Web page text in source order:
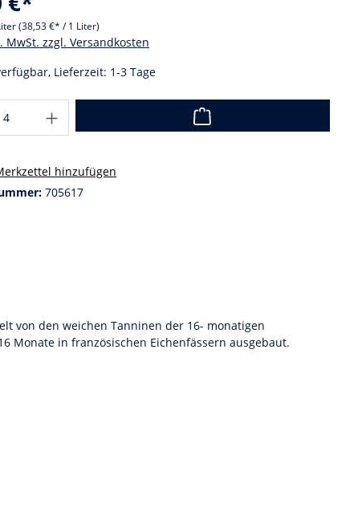
(38,53 €* / 1 Liter)
MwSt. zzgl. Versandkosten
Lieferzeit: 1-3 Tage
hinzufügen
705617
von den weichen Tanninen der 16- monatigen
Monate in französischen Eichenfässern ausgebaut.